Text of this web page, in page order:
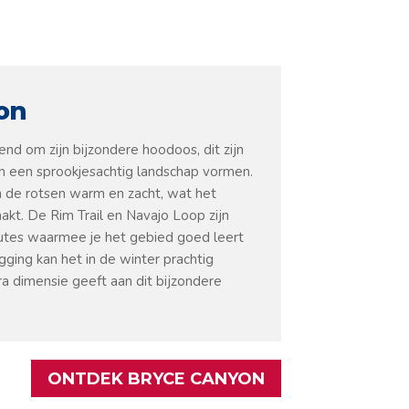
om zijn bijzondere hoodoos, dit zijn
een sprookjesachtig landschap vormen.
de rotsen warm en zacht, wat het
De Rim Trail en Navajo Loop zijn
waarmee je het gebied goed leert
kan het in de winter prachtig
dimensie geeft aan dit bijzondere
ONTDEK BRYCE CANYON